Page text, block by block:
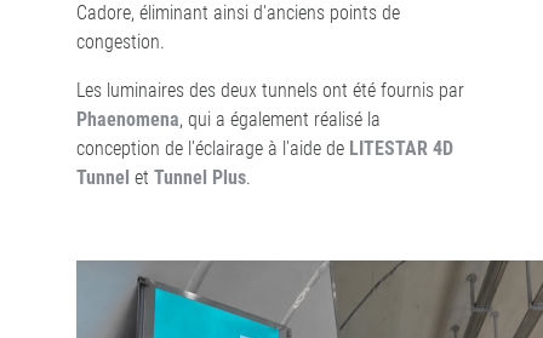
Cadore, éliminant ainsi d'anciens points de
congestion.
Les luminaires des deux tunnels ont été fournis par
Phaenomena, qui a également réalisé la
conception de l'éclairage à l'aide de LITESTAR 4D
Tunnel et Tunnel Plus.